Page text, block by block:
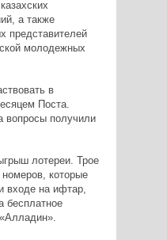
а также
представителей
молодежных
в
Поста.
вопросы получили
лотереи. Трое
которые
входе на ифтар,
бесплатное